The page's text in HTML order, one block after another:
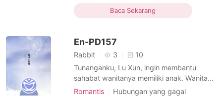
berani kepada orang asing. Tanpa disadari
olehnya, pria yang ia pilih adalah suaminya
belum pernah ia liha
Hubungan yang gagal
Pasangan
Cuek
Baca Sekarang
En-PD157
Rabbit 3
10
Tunanganku, Lu Xun, ingin membantu
sahabat wanitanya memiliki anak. Wanita
bernama Jian Tong itu menganut paham
Romantis
Hubungan yang gagal